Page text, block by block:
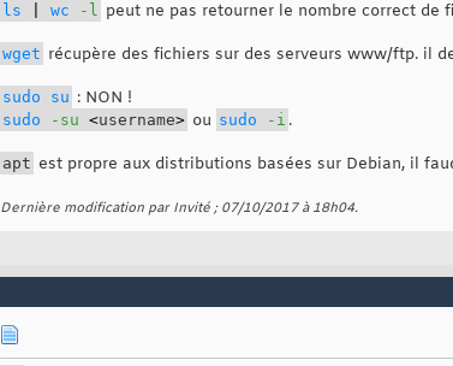
ls wc -l peut ne pas retourner le nombre correct de
wget récupère des fichiers sur des serveurs www/ftp. il
sudo su : NON !
sudo -su <username> ou sudo -i .
apt est propre aux distributions basées sur Debian, il
Dernière modification par Invité ; 07/10/2017 à 18h04.